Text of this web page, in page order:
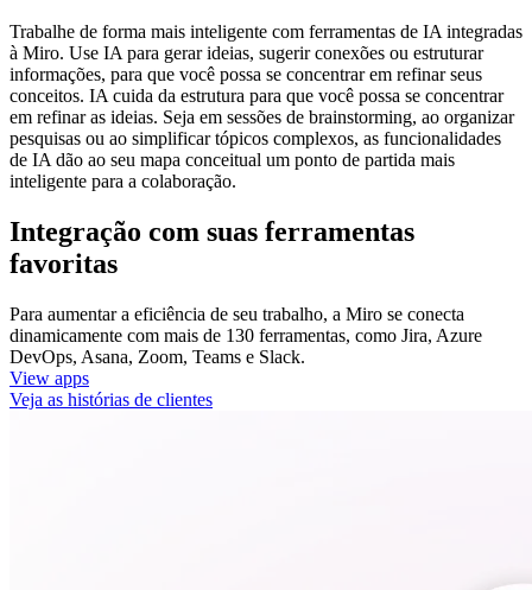
Trabalhe de forma mais inteligente com ferramentas de IA integradas
à Miro. Use IA para gerar ideias, sugerir conexões ou estruturar
informações, para que você possa se concentrar em refinar seus
conceitos. IA cuida da estrutura para que você possa se concentrar
em refinar as ideias. Seja em sessões de brainstorming, ao organizar
pesquisas ou ao simplificar tópicos complexos, as funcionalidades
de IA dão ao seu mapa conceitual um ponto de partida mais
inteligente para a colaboração.
Integração com suas ferramentas
favoritas
Para aumentar a eficiência de seu trabalho, a Miro se conecta
dinamicamente com mais de 130 ferramentas, como Jira, Azure
DevOps, Asana, Zoom, Teams e Slack.
View apps
Veja as histórias de clientes